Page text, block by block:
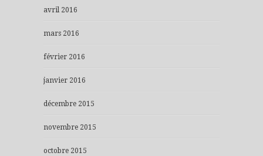
avril 2016
mars 2016
février 2016
janvier 2016
décembre 2015
novembre 2015
octobre 2015